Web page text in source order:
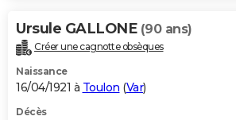
Ursule GALLONE (90 ans)
Créer une cagnotte obsèques
Naissance
16/04/1921 à Toulon (Var)
Décès